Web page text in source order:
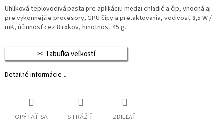
Uhlíková teplovodivá pasta pre aplikáciu medzi chladič a čip, vhodná aj
pre výkonnejšie procesory, GPU čipy a pretaktovania, vodivosť 8,5 W /
mK, účinnosť cez 8 rokov, hmotnosť 45 g.
Tabuľka veľkostí
Detailné informácie
OPÝTAŤ SA STRÁŽIŤ ZDIEĽAŤ